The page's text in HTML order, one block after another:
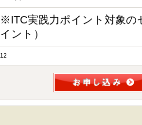
※ITC実践力ポイント対象の
イント）
12